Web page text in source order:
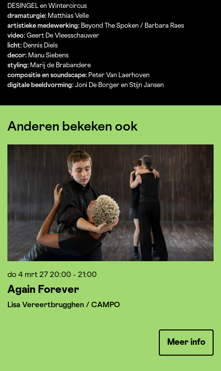
DESINGEL en Wintercircus
dramaturgie: Matthias Velle
artistieke medewerking: Beyond The Spoken / Barbara Raes
video: Geert De Vleesschauwer
licht:
Dennis Diels
decor: Manu Siebens
styling: Marij de Brabandere
compositie en soundscape: Peter Van Laerhoven
digitale beeldvorming: Joni De Borger en Stijn Jansen
Anderen bekeken ook
Again Forever
Lisa Vereertbrugghen / CAMPO
do 4 mrt 27 20:00 - 21:00
Meer info